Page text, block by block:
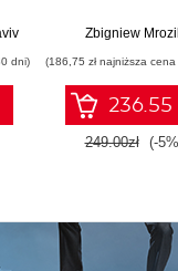
II
dni)
Zbigniew
(186,75 zł najniższa
236.55
249.00zł (-